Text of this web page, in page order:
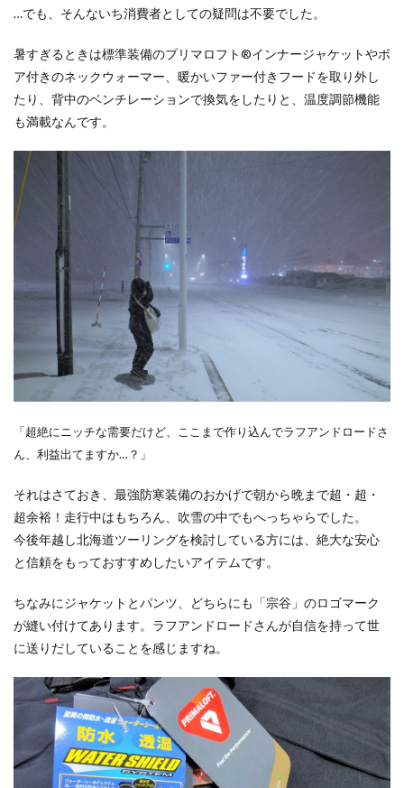
…でも、そんないち消費者としての疑問は不要でした。
暑すぎるときは標準装備のプリマロフト®インナージャケットやボ
ア付きのネックウォーマー、暖かいファー付きフードを取り外し
たり、背中のベンチレーションで換気をしたりと、温度調節機能
も満載なんです。
「超絶にニッチな需要だけど、ここまで作り込んでラフアンドロードさ
ん、利益出てますか…？」
それはさておき、最強防寒装備のおかげで朝から晩まで超・超・
超余裕！走行中はもちろん、吹雪の中でもへっちゃらでした。
今後年越し北海道ツーリングを検討している方には、絶大な安心
と信頼をもっておすすめしたいアイテムです。
ちなみにジャケットとパンツ、どちらにも「宗谷」のロゴマーク
が縫い付けてあります。ラフアンドロードさんが自信を持って世
に送りだしていることを感じますね。